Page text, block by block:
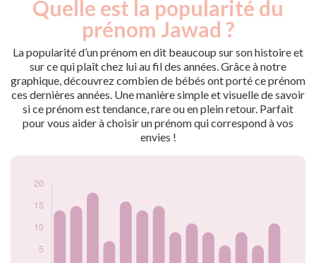
Quelle est la popularité du
prénom Jawad ?
La popularité d’un prénom en dit beaucoup sur son histoire et
sur ce qui plaît chez lui au fil des années. Grâce à notre
graphique, découvrez combien de bébés ont porté ce prénom
ces dernières années. Une manière simple et visuelle de savoir
si ce prénom est tendance, rare ou en plein retour. Parfait
pour vous aider à choisir un prénom qui correspond à vos
envies !
Année
Nouveaux-
nés
2010
15
2011
18
2012
7
2013
16
2014
14
2015
15
2021
2022
2023